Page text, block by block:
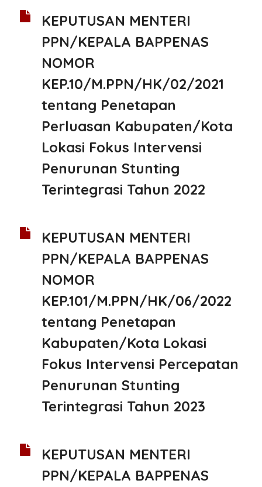
KEPUTUSAN MENTERI
PPN/KEPALA BAPPENAS
NOMOR
KEP.10/M.PPN/HK/02/2021
tentang Penetapan
Perluasan Kabupaten/Kota
Lokasi Fokus Intervensi
Penurunan Stunting
Terintegrasi Tahun 2022
KEPUTUSAN MENTERI
PPN/KEPALA BAPPENAS
NOMOR
KEP.101/M.PPN/HK/06/2022
tentang Penetapan
Kabupaten/Kota Lokasi
Fokus Intervensi Percepatan
Penurunan Stunting
Terintegrasi Tahun 2023
KEPUTUSAN MENTERI
PPN/KEPALA BAPPENAS